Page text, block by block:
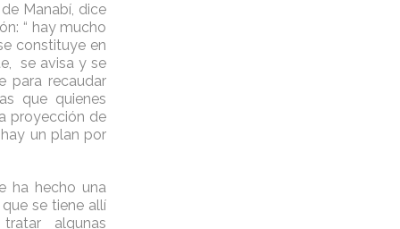
Manabí, dice
“ hay mucho
constituye en
se avisa y se
para recaudar
que quienes
proyección de
un plan por
ha hecho una
se tiene allí
algunas